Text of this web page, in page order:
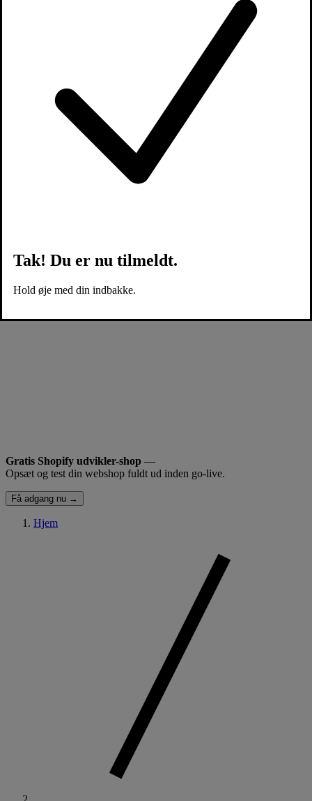
Gratis Shopify udvikler-shop —
Opsæt og test din webshop fuldt ud inden go-live.
Få adgang nu →
Hjem
Tak! Du er nu tilmeldt.
Hold øje med din indbakke.